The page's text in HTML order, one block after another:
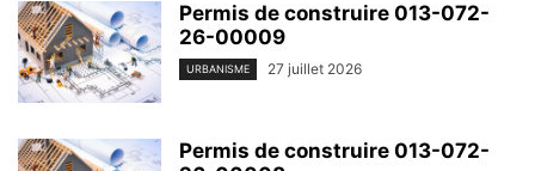
Permis de construire 013-072-
26-00009
URBANISME 27 juillet 2026
Permis de construire 013-072-